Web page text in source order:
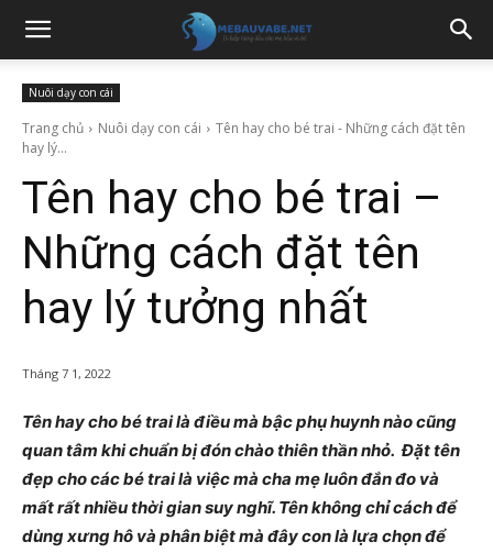
Nuôi dạy con cái
Trang chủ Nuôi dạy con cái
Tên hay cho bé trai - Những cách đặt tên
hay lý...
Tên hay cho bé trai –
Những cách đặt tên
hay lý tưởng nhất
Tháng 7 1, 2022
Tên hay cho bé trai là điều mà bậc phụ huynh nào cũng
quan tâm khi chuẩn bị đón chào thiên thần nhỏ. Đặt tên
đẹp cho các bé trai là việc mà cha mẹ luôn đắn đo và
mất rất nhiều thời gian suy nghĩ. Tên không chỉ cách để
dùng xưng hô và phân biệt mà đây con là lựa chọn để